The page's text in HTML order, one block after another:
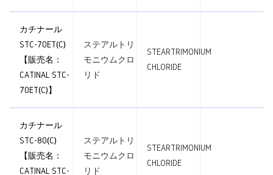
カチナール
STC-70ET(C)
【販売名：
CATINAL STC-
70ET(C)】
ステアルトリ
モニウムクロ
リド
STEARTRIMONIUM
CHLORIDE
カチナール
STC-80(C)
【販売名：
CATINAL STC-
ステアルトリ
モニウムクロ
リド
STEARTRIMONIUM
CHLORIDE